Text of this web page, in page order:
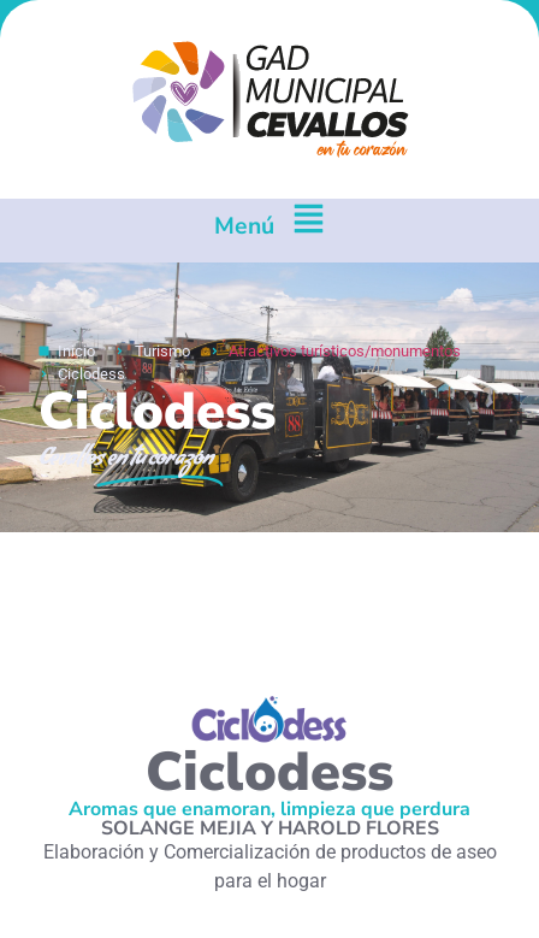
Menú
Inicio Turismo
Atractivos turísticos/monumentos
Ciclodess
Ciclodess
Cevallosen tu corazón
Ciclodess
Aromas que enamoran, limpieza que perdura
SOLANGE MEJIA Y HAROLD FLORES
Elaboración y Comercialización de productos de aseo
para el hogar